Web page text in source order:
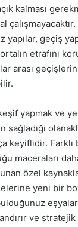
kalması
yapılar, geçiş
etrafını
arası
yapmak ve
keyiflidir. Farklı
maceraları
özel
yeni bir
ve